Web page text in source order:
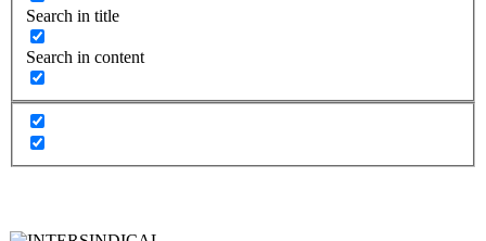
Search in title
Search in content